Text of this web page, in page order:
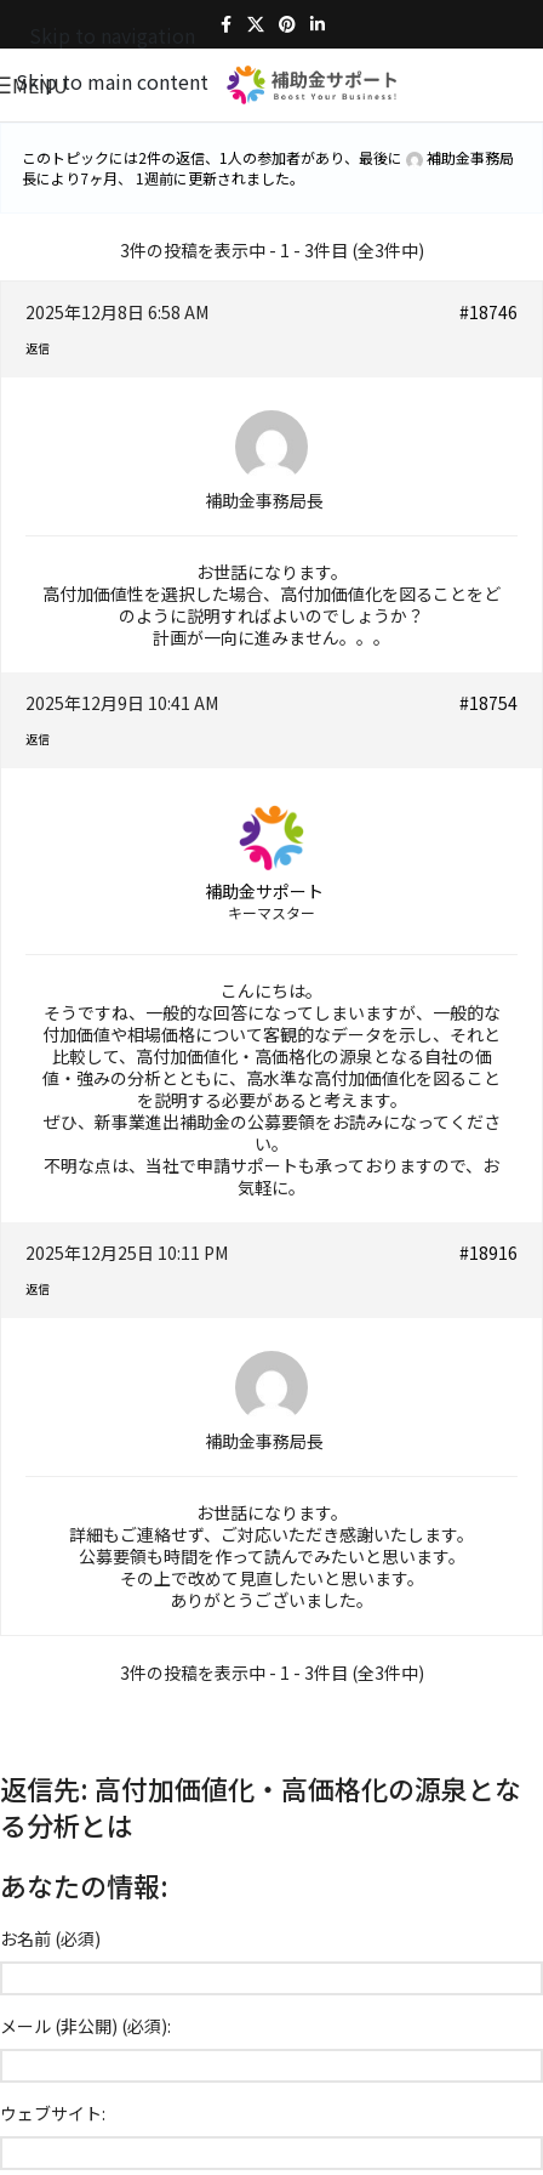
Skip to main content
MENU
このトピックには2件の返信、1人の参加者があり、最後に
補助金事務局
長により7ヶ月、 1週前に更新されました。
3件の投稿を表示中 - 1 - 3件目 (全3件中)
2025年12月8日 6:58 AM #18746
返信
補助金事務局長
お世話になります。
高付加価値性を選択した場合、高付加価値化を図ることをど
のように説明すればよいのでしょうか？
計画が一向に進みません。。。
2025年12月9日 10:41 AM #18754
返信
補助金サポート
キーマスター
こんにちは。
そうですね、一般的な回答になってしまいますが、一般的な
付加価値や相場価格について客観的なデータを示し、それと
比較して、高付加価値化・高価格化の源泉となる自社の価
値・強みの分析とともに、高水準な高付加価値化を図ること
を説明する必要があると考えます。
ぜひ、新事業進出補助金の公募要領をお読みになってくださ
い。
不明な点は、当社で申請サポートも承っておりますので、お
気軽に。
2025年12月25日 10:11 PM #18916
返信
補助金事務局長
お世話になります。
詳細もご連絡せず、ご対応いただき感謝いたします。
公募要領も時間を作って読んでみたいと思います。
その上で改めて見直したいと思います。
ありがとうございました。
3件の投稿を表示中 - 1 - 3件目 (全3件中)
返信先: 高付加価値化・高価格化の源泉とな
る分析とは
あなたの情報:
お名前 (必須)
メール (非公開) (必須):
ウェブサイト: